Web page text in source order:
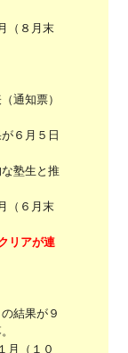
（８月末
通知票）
６月５日
塾生と推
（６月末
リアが連
結果が９
月（１０